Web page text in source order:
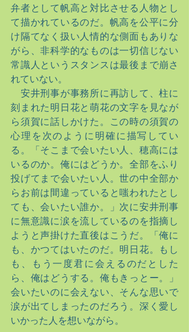
弁者として帆高と対比させる人物とし
て描かれているのだ。帆高を公平に分
け隔てなく扱い人情的な側面もありな
がら、非科学的なものは一切信じない
常識人というスタンスは最後まで崩さ
れていない。
安井刑事が事務所に再訪して、柱に
刻まれた明日花と萌花の文字を見なが
ら須賀に話しかけた。この時の須賀の
心理を次のように明確に描写してい
る。「そこまで会いたい人、穂高には
いるのか。俺にはどうか。全部をふり
投げてまで会いたい人。世の中全部か
らお前は間違っていると嗤われたとし
ても、会いたい誰か。」次に安井刑事
に無意識に涙を流しているのを指摘し
ようと声掛けた直後はこうだ。「俺に
も、かつてはいたのだ。明日花。もし
も、もう一度君に会えるのだとした
ら、俺はどうする。俺もきっとー。」
会いたいのに会えない、そんな思いで
涙が出てしまったのだろう。深く愛し
いかった人を想いながら。